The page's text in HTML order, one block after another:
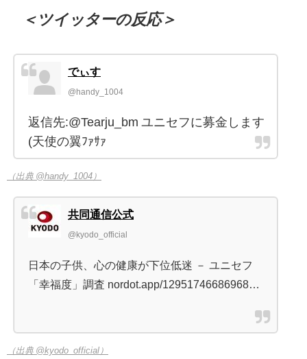
＜ツイッターの反応＞
でぃす
@handy_1004
返信先:@Tearju_bm ユニセフに募金します
(天使の翼ﾌｧｻｧ
（出典 @handy_1004）
共同通信公式
@kyodo_official
日本の子供、心の健康が下位低迷 － ユニセフ
「幸福度」調査 nordot.app/12951746686968…
（出典 @kyodo_official）